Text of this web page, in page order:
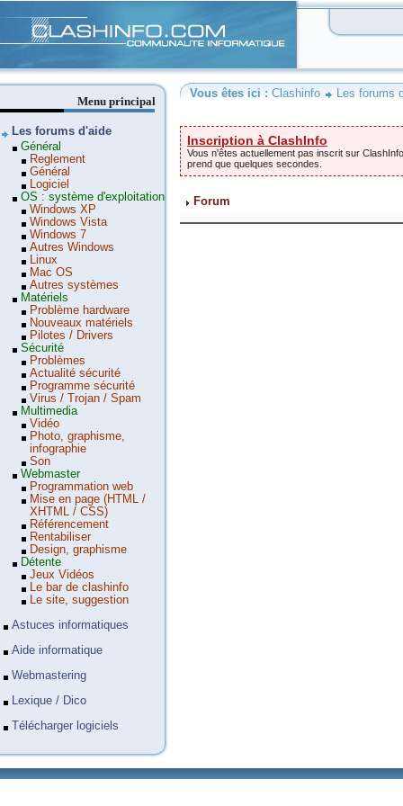
Vous êtes ici : Clashinfo Les forums
Inscription à ClashInfo
Vous n'êtes actuellement pas inscrit sur
prend que quelques secondes.
Forum
Menu principal
Les forums d'aide
Général
Reglement
Général
Logiciel
OS : système d'exploitation
Windows XP
Windows Vista
Windows 7
Autres Windows
Linux
Mac OS
Autres systèmes
Matériels
Problème hardware
Nouveaux matériels
Pilotes / Drivers
Sécurité
Problèmes
Actualité sécurité
Programme sécurité
Virus / Trojan / Spam
Multimedia
Vidéo
Photo, graphisme,
infographie
Son
Webmaster
Programmation web
Mise en page (HTML /
XHTML / CSS)
Référencement
Rentabiliser
Design, graphisme
Détente
Jeux Vidéos
Le bar de clashinfo
Le site, suggestion
Astuces informatiques
Aide informatique
Webmastering
Lexique / Dico
Télécharger logiciels